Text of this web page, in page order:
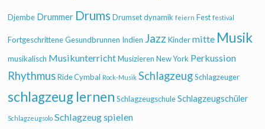
Djembe Drummer Drums Drumset dynamik feiern Fest festival
Fortgeschrittene Gesundbrunnen Indien Jazz Kinder mitte Musik
musikalisch Musikunterricht Musizieren New York Perkussion
Rhythmus Ride Cymbal Rock-Musik Schlagzeug Schlagzeuger
schlagzeug lernen Schlagzeugschule Schlagzeugschüler
Schlagzeugsolo Schlagzeug spielen